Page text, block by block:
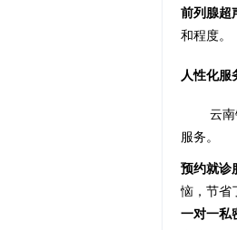
前列腺超
和程度。
人性化服
云
服务。
预约就诊
恼，节省
一对一私